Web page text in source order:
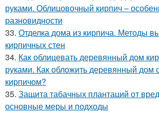
руками. Облицовочный кирпич –
разновидности
33. Отделка дома из кирпича. Методы
кирпичных стен
34. Как облицевать деревянный дом
руками. Как обложить деревянный дом
кирпичом?
35. Защита табачных плантаций от
основные меры и подходы